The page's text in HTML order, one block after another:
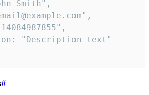
Smith",
"Description text"
#